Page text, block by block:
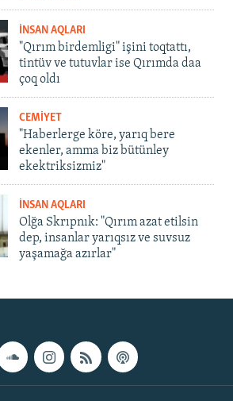
İNSAN AQLARI
"Qırım birdemligi" işini toqtattı,
tintüv ve tutuvlar ise Qırımda daa
çoq oldı
CEMİYET
"Haberlerge köre, yarıq bere
ekenler, amma biz bütünley
ekektriksizmiz"
İNSAN AQLARI
Olğa Skrıpnık: "Qırım azat etilsin
dep, insanlar yarıqsız ve suvsuz
yaşamağa azırlar"